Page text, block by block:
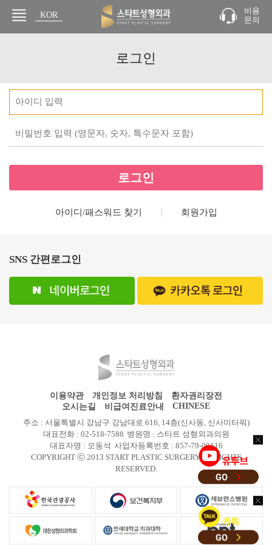
KOR
JPN
비용
문의
로그인
아이디/패스워드 찾기 회원가입
SNS 간편로그인
이용약관 개인정보 처리방침
환자권리장전
오시는길
비급여진료안내
CHINESE
주소 : 서울특별시 강남구 강남대로 616, 14층(신사동, 신사미타워)
대표전화 : 02-518-7588 병원명 : 스타트 성형외과의원
대표자명 : 오동석 사업자등록번호 : 857-79-00116
COPYRIGHT ⓒ 2013 START PLASTIC SURGERY All RIGHTS
RESERVED.